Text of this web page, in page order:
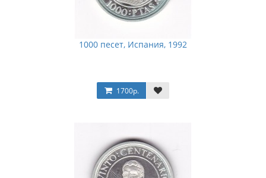
1000 песет, Испания, 1992
1700р.